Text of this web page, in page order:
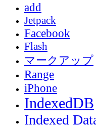
add
Jetpack
Facebook
Flash
マークアップ
Range
iPhone
IndexedDB
Indexed